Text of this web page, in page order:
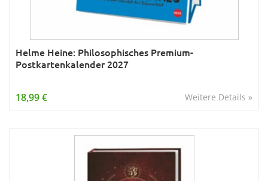
Helme Heine: Philosophisches Premium-
Postkartenkalender 2027
Weitere Details »
18,99 €